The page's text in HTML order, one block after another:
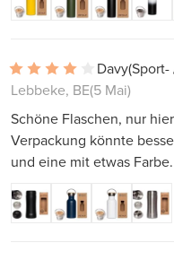
Davy
Lebbeke, BE(5 Mai)
Schöne Flaschen, nur
Verpackung könnte
und eine mit etwas